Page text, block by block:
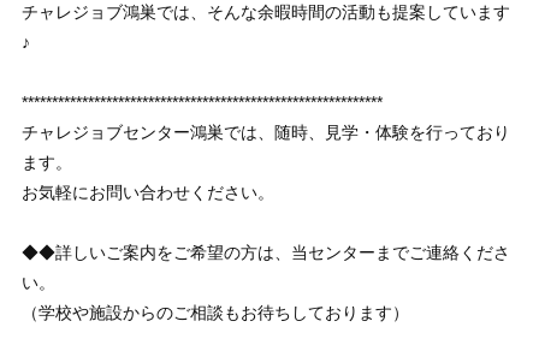
チャレジョブ鴻巣では、そんな余暇時間の活動も提案しています
♪
************************************************************
チャレジョブセンター鴻巣では、随時、見学・体験を行っており
ます。
お気軽にお問い合わせください。
◆◆詳しいご案内をご希望の方は、当センターまでご連絡くださ
い。
（学校や施設からのご相談もお待ちしております）